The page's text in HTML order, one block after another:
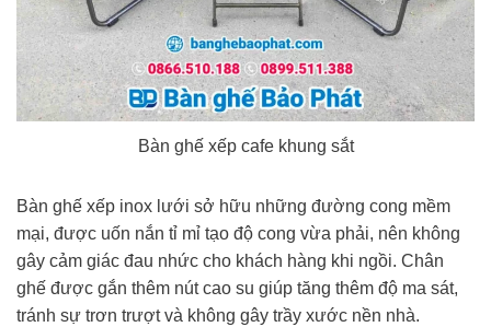
Bàn ghế xếp cafe khung sắt
Bàn ghế xếp inox lưới sở hữu những đường cong mềm
mại, được uốn nắn tỉ mỉ tạo độ cong vừa phải, nên không
gây cảm giác đau nhức cho khách hàng khi ngồi. Chân
ghế được gắn thêm nút cao su giúp tăng thêm độ ma sát,
tránh sự trơn trượt và không gây trầy xước nền nhà.